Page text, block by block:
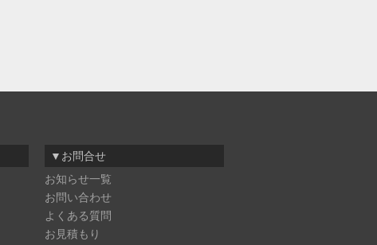
▼お問合せ
お知らせ一覧
お問い合わせ
よくある質問
お見積もり